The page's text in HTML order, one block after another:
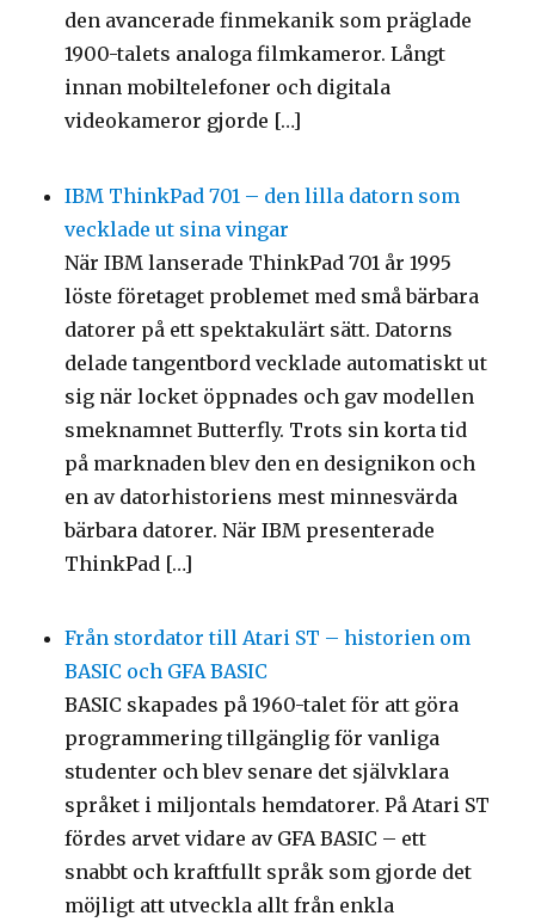
den avancerade finmekanik som präglade
1900-talets analoga filmkameror. Långt
innan mobiltelefoner och digitala
videokameror gjorde […]
IBM ThinkPad 701 – den lilla datorn som
vecklade ut sina vingar
När IBM lanserade ThinkPad 701 år 1995
löste företaget problemet med små bärbara
datorer på ett spektakulärt sätt. Datorns
delade tangentbord vecklade automatiskt ut
sig när locket öppnades och gav modellen
smeknamnet Butterfly. Trots sin korta tid
på marknaden blev den en designikon och
en av datorhistoriens mest minnesvärda
bärbara datorer. När IBM presenterade
ThinkPad […]
Från stordator till Atari ST – historien om
BASIC och GFA BASIC
BASIC skapades på 1960-talet för att göra
programmering tillgänglig för vanliga
studenter och blev senare det självklara
språket i miljontals hemdatorer. På Atari ST
fördes arvet vidare av GFA BASIC – ett
snabbt och kraftfullt språk som gjorde det
möjligt att utveckla allt från enkla